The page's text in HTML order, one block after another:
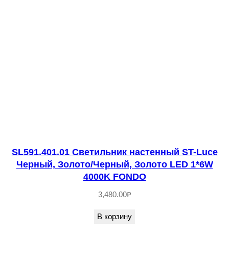
SL591.401.01 Светильник настенный ST-Luce
Черный, Золото/Черный, Золото LED 1*6W
4000K FONDO
3,480.00₽
В корзину